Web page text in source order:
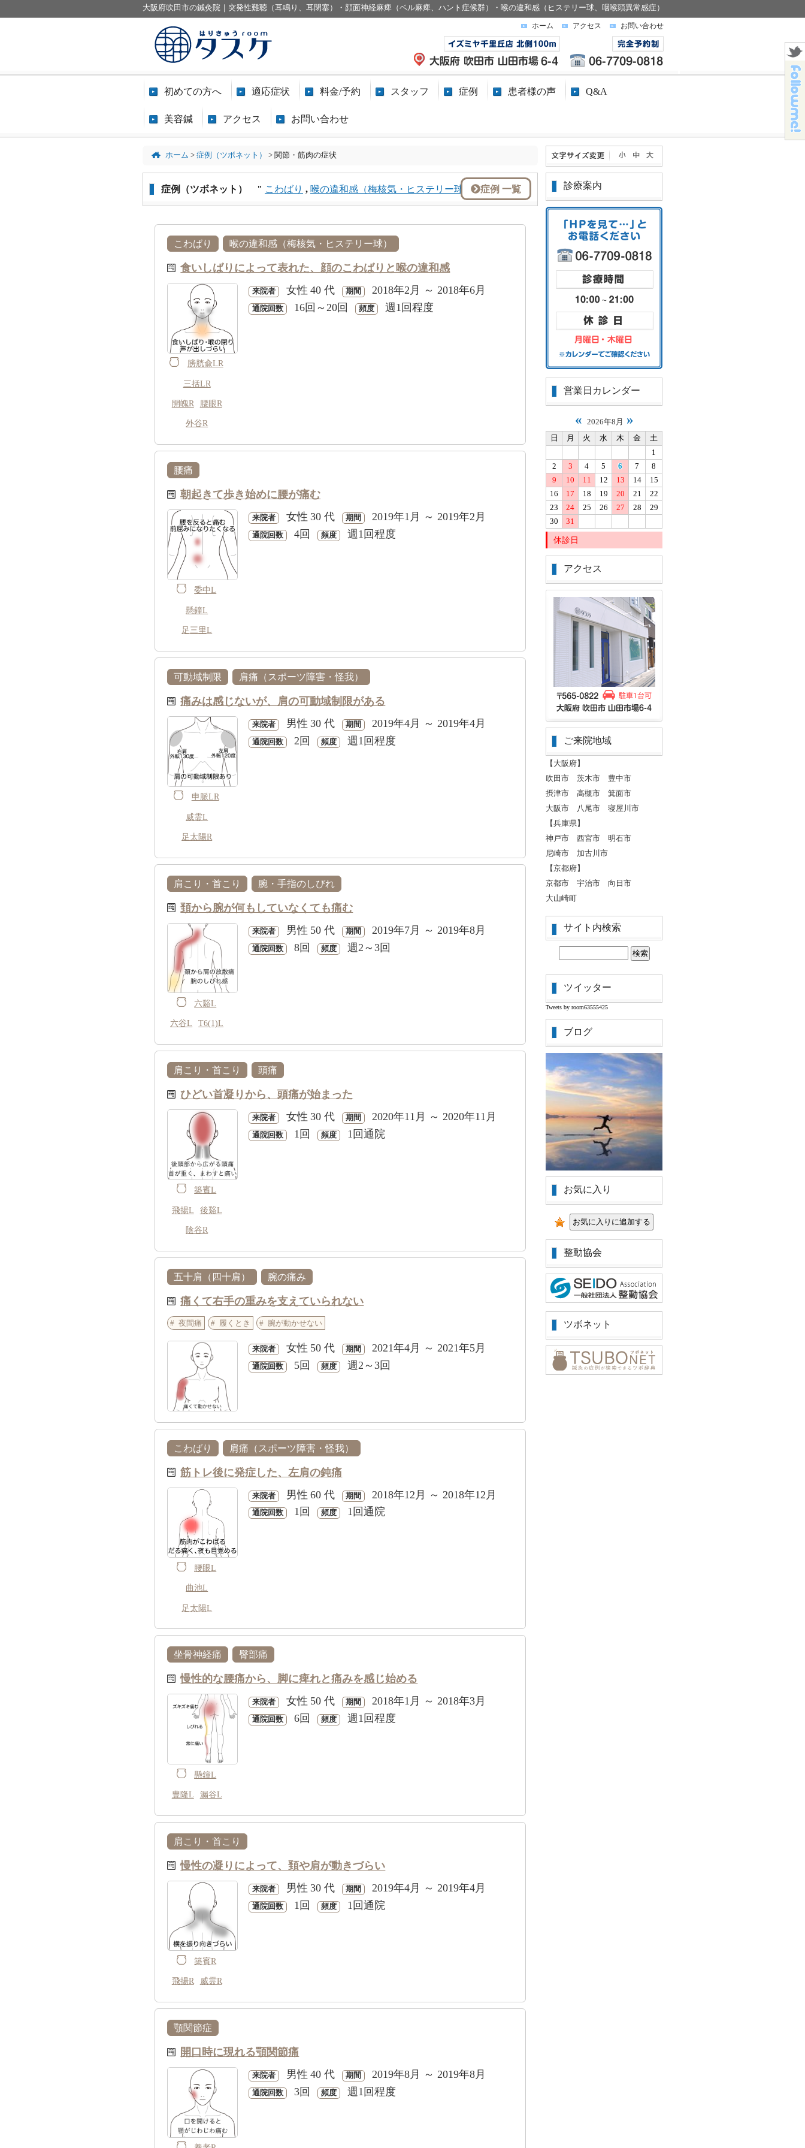
大阪府吹田市の鍼灸院｜突発性難聴（耳鳴り、耳閉塞）・顔面神経麻痺（ベル麻痺、ハント症候群）・喉の違和感（ヒステリー球、咽喉頭異常感症）
ホーム アクセス お問い合わせ
初めての方へ 適応症状 料金/予約 スタッフ 症例 患者様の声 Q&A
美容鍼 アクセス お問い合わせ
ホーム > 症例（ツボネット） > 関節・筋肉の症状
症例（ツボネット） " こわばり , 喉の違和感（梅核気・ヒステリー球）"症例 一覧
こわばり 喉の違和感（梅核気・ヒステリー球）
食いしばりによって表れた、顔のこわばりと喉の違和感
膀胱兪LR
三括LR
開魄R 腰眼R
外谷R
来院者 女性 40 代 期間 2018年2月 ～ 2018年6月
通院回数 16回～20回 頻度 週1回程度
腰痛
朝起きて歩き始めに腰が痛む
委中L
懸鐘L
足三里L
来院者 女性 30 代 期間 2019年1月 ～ 2019年2月
通院回数 4回 頻度 週1回程度
可動域制限 肩痛（スポーツ障害・怪我）
痛みは感じないが、肩の可動域制限がある
申脈LR
威霊L
足太陽R
来院者 男性 30 代 期間 2019年4月 ～ 2019年4月
通院回数 2回 頻度 週1回程度
肩こり・首こり 腕・手指のしびれ
頚から腕が何もしていなくても痛む
六谿L
六谷L T6(1)L
来院者 男性 50 代 期間 2019年7月 ～ 2019年8月
通院回数 8回 頻度 週2～3回
肩こり・首こり 頭痛
ひどい首凝りから、頭痛が始まった
築賓L
飛揚L 後谿L
陰谷R
来院者 女性 30 代 期間 2020年11月 ～ 2020年11月
通院回数 1回 頻度 1回通院
五十肩（四十肩） 腕の痛み
痛くて右手の重みを支えていられない
夜間痛 履くとき 腕が動かせない
来院者 女性 50 代 期間 2021年4月 ～ 2021年5月
通院回数 5回 頻度 週2～3回
こわばり 肩痛（スポーツ障害・怪我）
筋トレ後に発症した、左肩の鈍痛
腰眼L
曲池L
足太陽L
来院者 男性 60 代 期間 2018年12月 ～ 2018年12月
通院回数 1回 頻度 1回通院
坐骨神経痛 臀部痛
慢性的な腰痛から、脚に痺れと痛みを感じ始める
懸鐘L
豊隆L 漏谷L
来院者 女性 50 代 期間 2018年1月 ～ 2018年3月
通院回数 6回 頻度 週1回程度
肩こり・首こり
慢性の凝りによって、頚や肩が動きづらい
築賓R
飛揚R 威霊R
来院者 男性 30 代 期間 2019年4月 ～ 2019年4月
通院回数 1回 頻度 1回通院
顎関節症
開口時に現れる顎関節痛
来院者 男性 40 代 期間 2019年8月 ～ 2019年8月
通院回数 3回 頻度 週1回程度
診療案内
営業日カレンダー
« 2026年8月 »
日 月 火 水 木 金
土
1
2
3 4 5 6 7
8
9
10 11 12 13 14
15
16
17 18 19 20 21
22
23
24 25 26 27 28
29
30
31
休診日
アクセス
ご来院地域
【大阪府】
吹田市 茨木市 豊中市
摂津市 高槻市 箕面市
大阪市 八尾市 寝屋川市
【兵庫県】
神戸市 西宮市 明石市
尼崎市 加古川市
【京都府】
京都市 宇治市 向日市
大山崎町
サイト内検索
ツイッター
Tweets by room63555425
ブログ
お気に入り
整動協会
ツボネット